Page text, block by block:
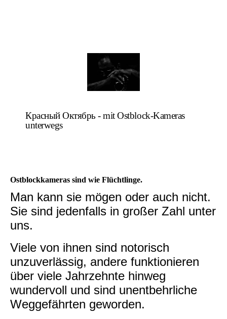
Красный Октябрь - mit Ostblock-Kameras
unterwegs
Ostblockkameras sind wie Flüchtlinge.
Man kann sie mögen oder auch nicht.
Sie sind jedenfalls in großer Zahl unter
uns.
Viele von ihnen sind notorisch
unzuverlässig, andere funktionieren
über viele Jahrzehnte hinweg
wundervoll und sind unentbehrliche
Weggefährten geworden.